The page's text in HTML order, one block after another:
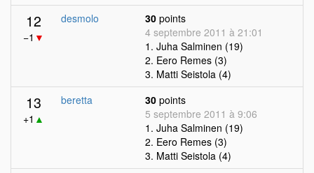
12
−1 ▼
desmolo 30 points
4 septembre 2011 à 21:01
1. Juha Salminen (19)
2. Eero Remes (3)
3. Matti Seistola (4)
13
+1 ▲
beretta 30 points
5 septembre 2011 à 9:06
1. Juha Salminen (19)
2. Eero Remes (3)
3. Matti Seistola (4)